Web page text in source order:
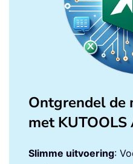
Ontgrendel de
met KUTOOLS
Slimme uitvoering: